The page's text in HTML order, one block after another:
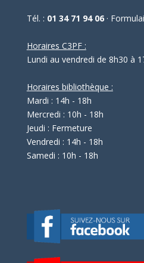
Tél. : 01 34 71 94 06·
Horaires C3PF :
Lundi au vendredi de 8h30 à
Horaires bibliothèque :
Mardi : 14h - 18h
Mercredi : 10h - 18h
Jeudi : Fermeture
Vendredi : 14h - 18h
Samedi : 10h - 18h